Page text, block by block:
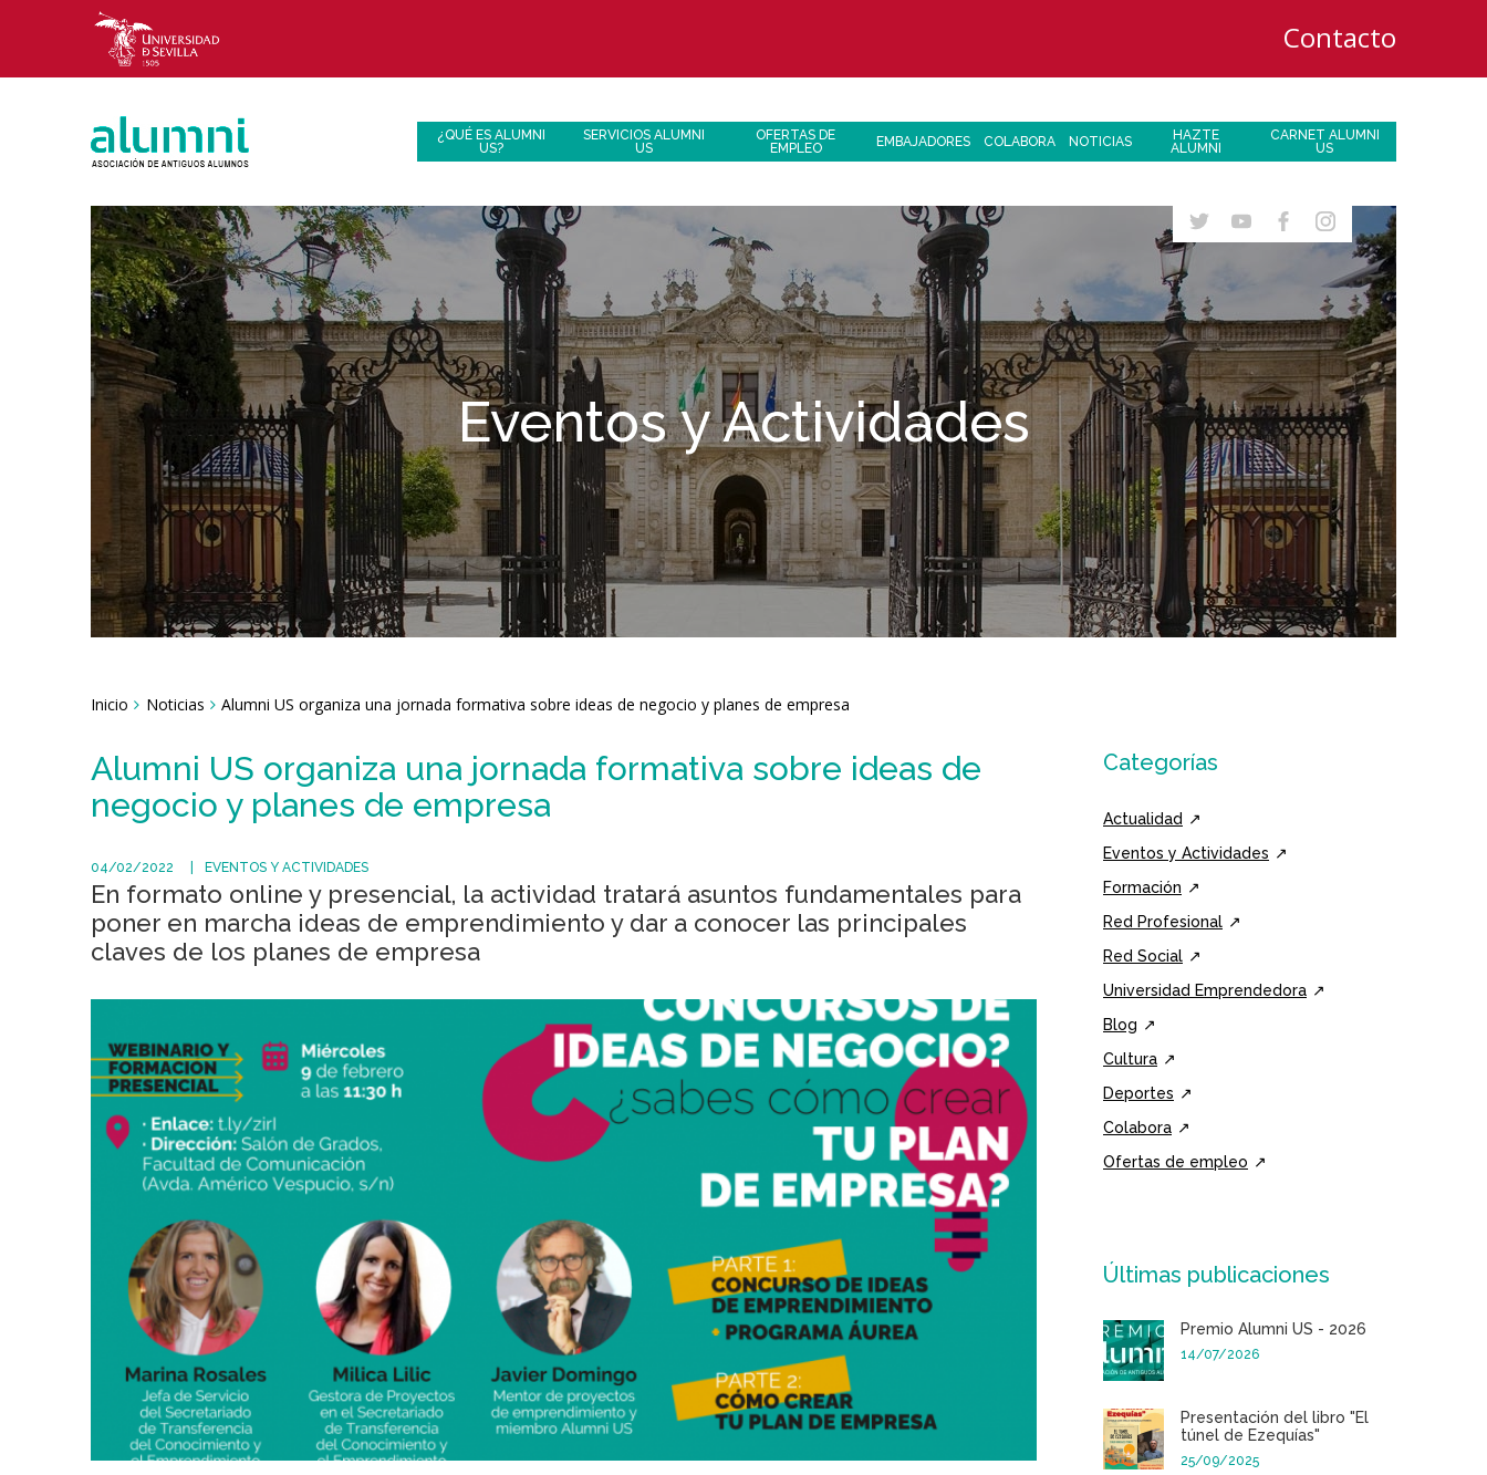
Contacto
¿QUÉ ES ALUMNI
US?
SERVICIOS ALUMNI
US
OFERTAS DE
EMPLEO
EMBAJADORES COLABORA NOTICIAS
HAZTE
ALUMNI
CARNET ALUMNI
US
Eventos y Actividades
Breadcrumbs
You
Inicio Noticias Alumni US organiza una jornada formativa sobre ideas de negocio y planes de empresa
Alumni US organiza una jornada formativa sobre ideas de
negocio y planes de empresa
04/02/2022 EVENTOS Y ACTIVIDADES
En formato online y presencial, la actividad tratará asuntos fundamentales para
poner en marcha ideas de emprendimiento y dar a conocer las principales
claves de los planes de empresa
Categorías
Actualidad
Eventos y Actividades
Formación
Red Profesional
Red Social
Universidad Emprendedora
Blog
Cultura
Deportes
Colabora
Ofertas de empleo
Últimas publicaciones
Premio Alumni US - 2026
14/07/2026
Presentación del libro "El
túnel de Ezequías"
25/09/2025